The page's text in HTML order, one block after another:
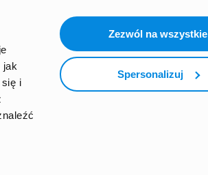
jak
i
Zezwól na wszystkie
Spersonalizuj
UCZ SIĘ ZA GRANICĄ Z WEP